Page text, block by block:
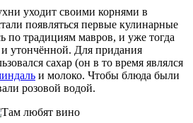
уходит своими корнями в
появляться первые кулинарные
по традициям мавров, и уже тогда
утончённой. Для придания
сахар (он в то время являлся
и молоко. Чтобы блюда были
розовой водой.